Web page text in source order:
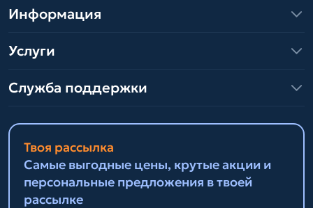
Информация
Услуги
Служба поддержки
Твоя рассылка
Самые выгодные цены, крутые акции и
персональные предложения в твоей
рассылке